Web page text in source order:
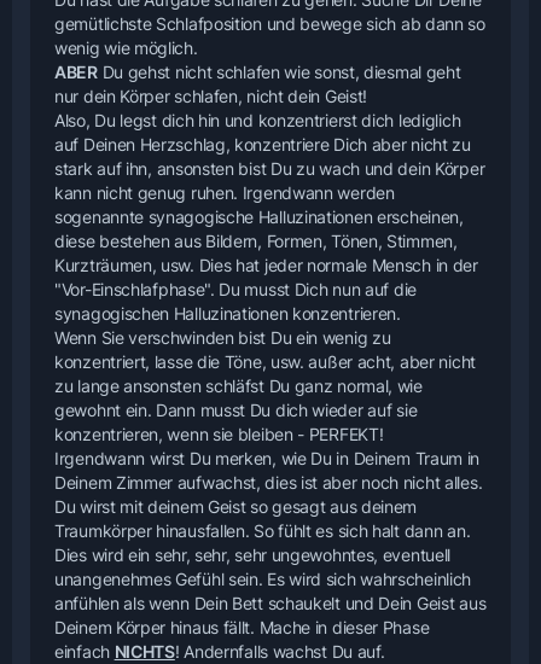
gemütlichste Schlafposition und bewege sich ab dann so
wenig wie möglich.
ABERDu gehst nicht schlafen wie sonst, diesmal geht
nur dein Körper schlafen, nicht dein Geist!
Also, Du legst dich hin und konzentrierst dich lediglich
auf Deinen Herzschlag, konzentriere Dich aber nicht zu
stark auf ihn, ansonsten bist Du zu wach und dein Körper
kann nicht genug ruhen. Irgendwann werden
sogenannte synagogische Halluzinationen erscheinen,
diese bestehen aus Bildern, Formen, Tönen, Stimmen,
Kurzträumen, usw. Dies hat jeder normale Mensch in der
"Vor-Einschlafphase". Du musst Dich nun auf die
synagogischen Halluzinationen konzentrieren.
Wenn Sie verschwinden bist Du ein wenig zu
konzentriert, lasse die Töne, usw. außer acht, aber nicht
zu lange ansonsten schläfst Du ganz normal, wie
gewohnt ein. Dann musst Du dich wieder auf sie
konzentrieren, wenn sie bleiben - PERFEKT!
Irgendwann wirst Du merken, wie Du in Deinem Traum in
Deinem Zimmer aufwachst, dies ist aber noch nicht alles.
Du wirst mit deinem Geist so gesagt aus deinem
Traumkörper hinausfallen. So fühlt es sich halt dann an.
Dies wird ein sehr, sehr, sehr ungewohntes, eventuell
unangenehmes Gefühl sein. Es wird sich wahrscheinlich
anfühlen als wenn Dein Bett schaukelt und Dein Geist aus
Deinem Körper hinaus fällt. Mache in dieser Phase
einfach NICHTS! Andernfalls wachst Du auf.